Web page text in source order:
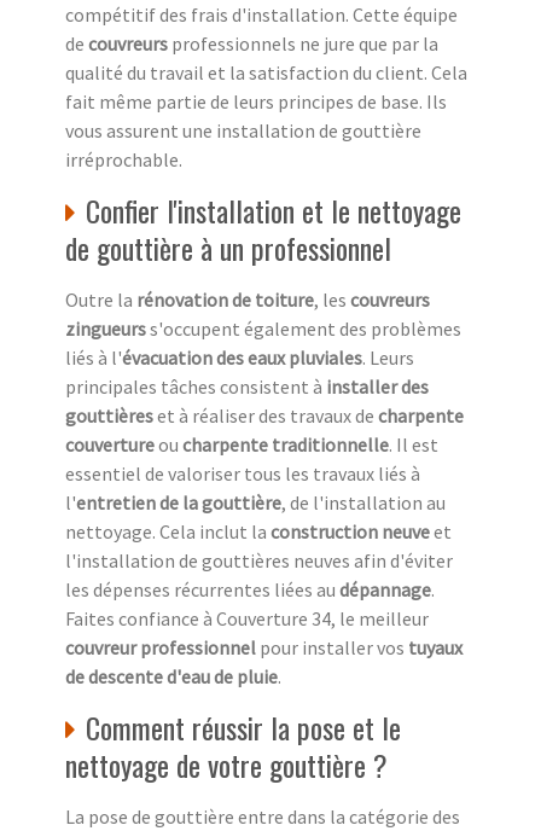
compétitif des frais d'installation. Cette équipe
de couvreurs professionnels ne jure que par la
qualité du travail et la satisfaction du client. Cela
fait même partie de leurs principes de base. Ils
vous assurent une installation de gouttière
irréprochable.
Confier l'installation et le nettoyage
de gouttière à un professionnel
Outre la rénovation de toiture, les couvreurs
zingueurss'occupent également des problèmes
liés à l'évacuation des eaux pluviales. Leurs
principales tâches consistent à installer des
gouttièreset à réaliser des travaux de charpente
couvertureou charpente traditionnelle. Il est
essentiel de valoriser tous les travaux liés à
l'entretien de la gouttière, de l'installation au
nettoyage. Cela inclut la construction neuveet
l'installation de gouttières neuves afin d'éviter
les dépenses récurrentes liées au dépannage.
Faites confiance à Couverture 34, le meilleur
couvreur professionnel pour installer vos tuyaux
de descente d'eau de pluie.
Comment réussir la pose et le
nettoyage de votre gouttière ?
La pose de gouttière entre dans la catégorie des